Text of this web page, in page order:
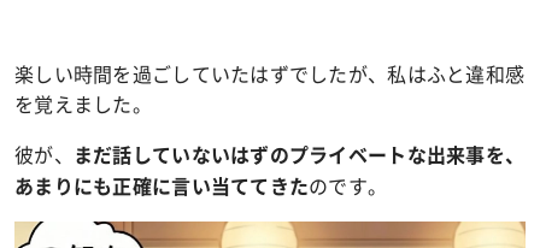
楽しい時間を過ごしていたはずでしたが、私はふと違和感
を覚えました。
彼が、
まだ話していないはずのプライベートな出来事を、
あまりにも正確に言い当ててきたのです。